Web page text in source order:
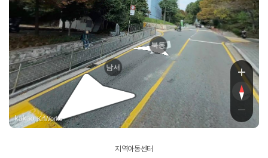
남서
북동
, KnWorks
지역아동센터